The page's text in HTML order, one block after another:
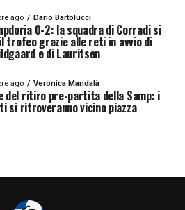
NOSTRE TOP NEWS
ago Dario Bartolucci
0-2: la squadra di Corradi si
trofeo grazie alle reti in avvio di
e di Lauritsen
ago Veronica Mandalà
del ritiro pre-partita della Samp: i
si ritroveranno vicino piazza